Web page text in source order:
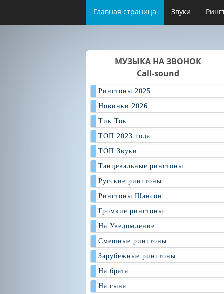
Главная страница Звуки
МУЗЫКА НА ЗВОНОК
Call-sound
Рингтоны 2025
Новинки 2026
Тик Ток
ТОП 2023 года
ТОП Звуки
Танцевальные рингтоны
Русские рингтоны
Рингтоны Шансон
Громкие рингтоны
На Уведомление
Смешные рингтоны
Зарубежные рингтоны
На брата
На сына